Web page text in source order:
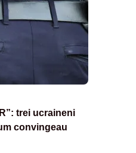
trei ucraineni
convingeau